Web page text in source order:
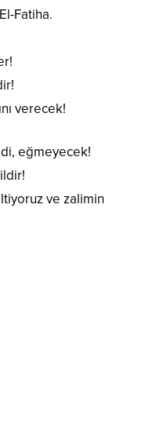
Fatiha.
verecek!
eğmeyecek!
ve zalimin